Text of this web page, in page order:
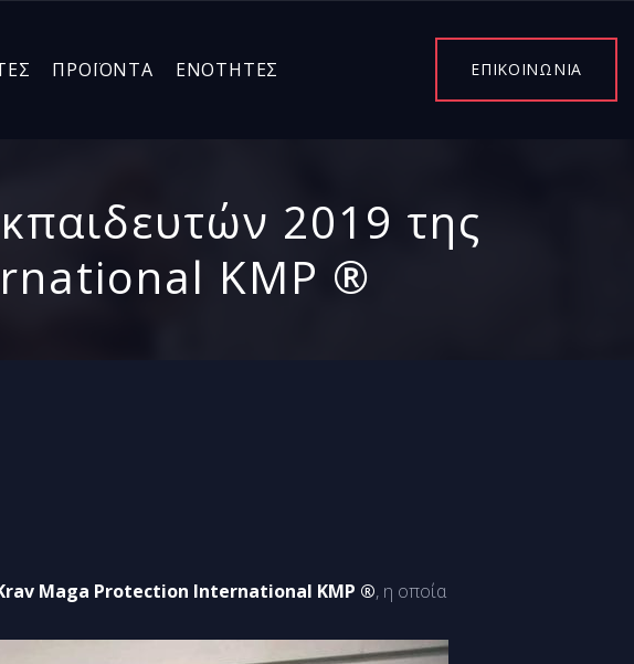
ΠΡΟΪΟΝΤΑ ΕΝΌΤΗΤΕΣ ΕΠΙΚΟΙΝΩΝΙΑ
2019 της
KMP ®
Maga Protection International KMP ®, η οποία